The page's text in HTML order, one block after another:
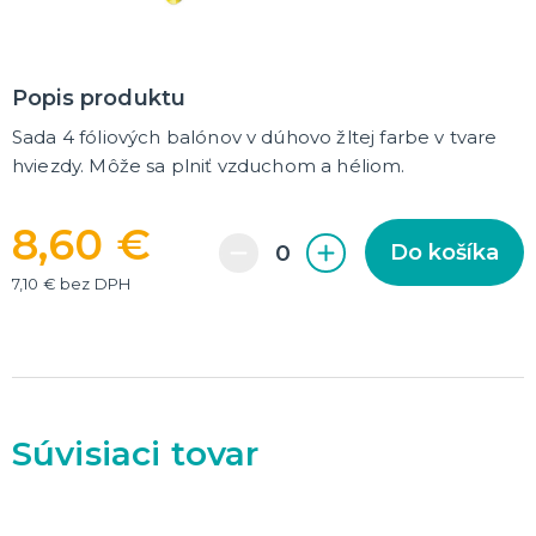
Originálne darčeky
MIKULÁŠ
Všetko pre čertov
Vtipné vianočné kostýmy
SILVESTER
Popis produktu
Sada 4 fóliových balónov v dúhovo žltej farbe v tvare
hviezdy. Môže sa plniť vzduchom a héliom.
8,60 €
7,10 € bez DPH
Do košíka
Súvisiaci tovar